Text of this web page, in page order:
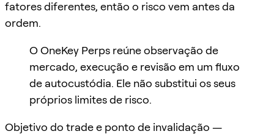
fatores diferentes, então o risco vem antes da
ordem.
O OneKey Perps reúne observação de
mercado, execução e revisão em um fluxo
de autocustódia. Ele não substitui os seus
próprios limites de risco.
Objetivo do trade e ponto de invalidação —